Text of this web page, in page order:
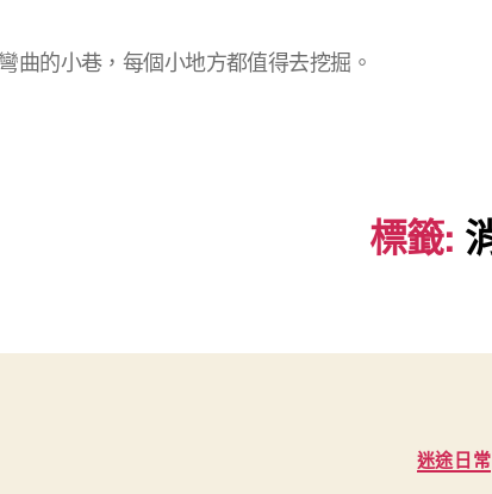
曲的小巷，每個小地方都值得去挖掘。
標籤:
分
類
迷途日常